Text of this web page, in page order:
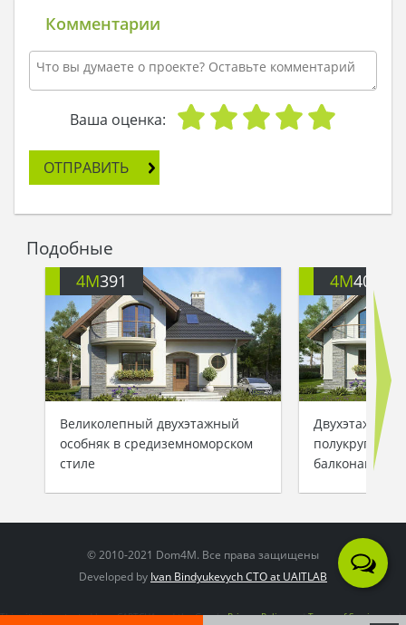
Комментарии
Ваша оценка:
ОТПРАВИТЬ
Подобные
4M391
Великолепный двухэтажный
особняк в средиземноморском
стиле
4M401
Двухэтажный
балконами
© 2010-2021 Dom4M. Все права защищены
Developed by Ivan Bindyukevych CTO at UAITLAB
This site is protected by reCAPTCHA and the GooglePrivacy PolicyandTerms of Serviceapply